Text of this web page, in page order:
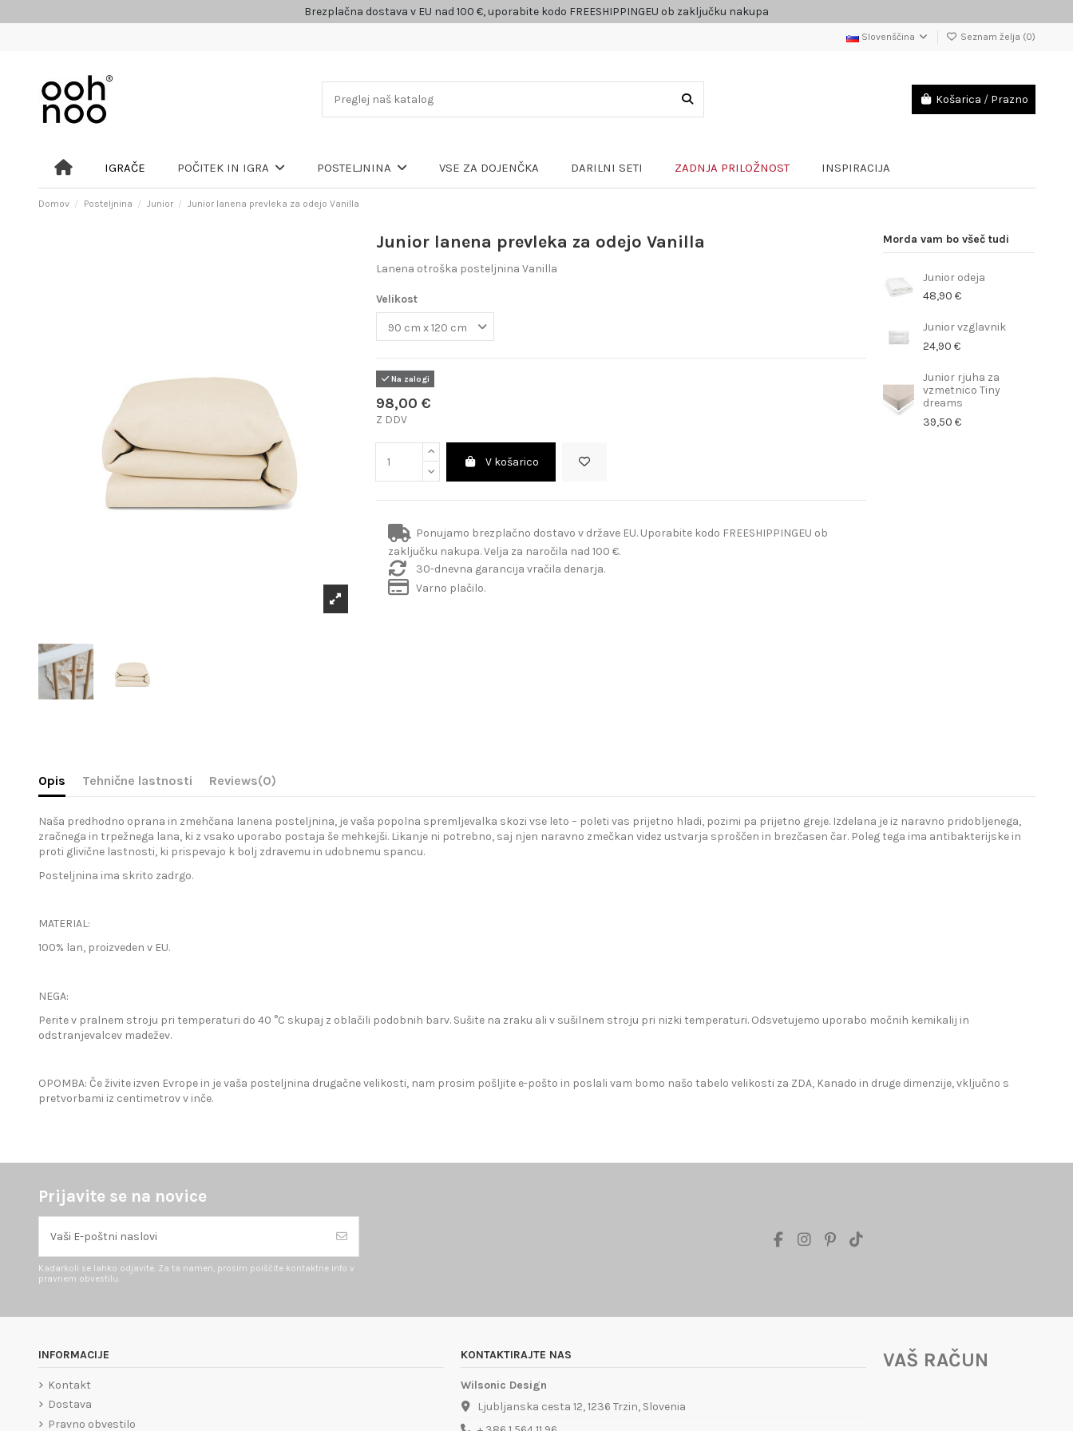
Brezplačna dostava v EU nad 100 €, uporabite kodo FREESHIPPINGEU ob zaključku nakupa
Slovenščina Seznam želja (0)
Košarica / Prazno
IGRAČE POČITEK IN IGRA POSTELJNINA VSE ZA DOJENČKA DARILNI SETI ZADNJA PRILOŽNOST INSPIRACIJA
Domov Posteljnina Junior Junior lanena prevleka za odejo Vanilla
Junior lanena prevleka za odejo Vanilla
Lanena otroška posteljnina Vanilla
Velikost
Na zalogi
98,00 €
Z DDV
V košarico
Ponujamo brezplačno dostavo v države EU. Uporabite kodo FREESHIPPINGEU ob
zaključku nakupa. Velja za naročila nad 100 €.
30-dnevna garancija vračila denarja.
Varno plačilo.
Morda vam bo všeč tudi
Junior odeja
48,90 €
Junior vzglavnik
24,90 €
Junior rjuha za
vzmetnico Tiny
dreams
39,50 €
Opis Tehnične lastnosti Reviews(0)
Naša predhodno oprana in zmehčana lanena posteljnina, je vaša popolna spremljevalka skozi vse leto – poleti vas prijetno hladi, pozimi pa prijetno greje. Izdelana je iz naravno pridobljenega,
zračnega in trpežnega lana, ki z vsako uporabo postaja še mehkejši. Likanje ni potrebno, saj njen naravno zmečkan videz ustvarja sproščen in brezčasen čar. Poleg tega ima antibakterijske in
proti glivične lastnosti, ki prispevajo k bolj zdravemu in udobnemu spancu.
Posteljnina ima skrito zadrgo.
MATERIAL:
100% lan, proizveden v EU.
NEGA:
Perite v pralnem stroju pri temperaturi do 40 °C skupaj z oblačili podobnih barv. Sušite na zraku ali v sušilnem stroju pri nizki temperaturi. Odsvetujemo uporabo močnih kemikalij in
odstranjevalcev madežev.
OPOMBA: Če živite izven Evrope in je vaša posteljnina drugačne velikosti, nam prosim pošljite e-pošto in poslali vam bomo našo tabelo velikosti za ZDA, Kanado in druge dimenzije, vključno s
pretvorbami iz centimetrov v inče.
Prijavite se na novice
Kadarkoli se lahko odjavite. Za ta namen, prosim poiščite kontaktne info v
pravnem obvestilu.
INFORMACIJE
Kontakt
Dostava
Pravno obvestilo
KONTAKTIRAJTE NAS
Wilsonic Design
Ljubljanska cesta 12, 1236 Trzin, Slovenia
VAŠ RAČUN